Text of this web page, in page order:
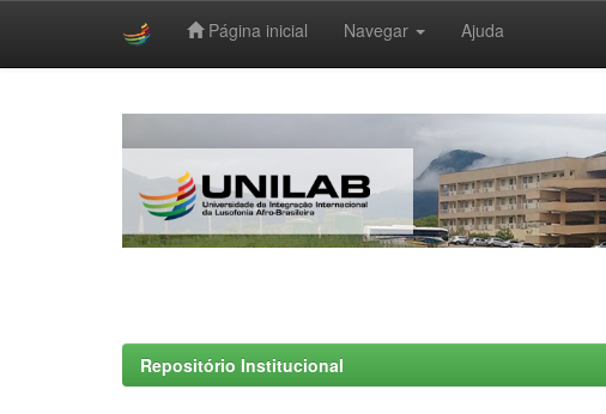
Página inicial Navegar Ajuda
Repositório Institucional